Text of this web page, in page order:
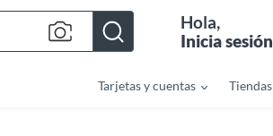
Hola,
Inicia sesión
Tarjetas y cuentas Tiendas